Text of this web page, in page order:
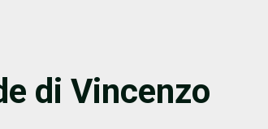
di Vincenzo